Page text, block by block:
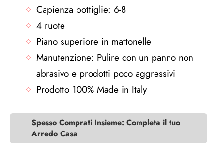
Capienza bottiglie: 6-8
4 ruote
Piano superiore in mattonelle
Manutenzione: Pulire con un panno non
abrasivo e prodotti poco aggressivi
Prodotto 100% Made in Italy
Spesso Comprati Insieme: Completa il tuo
Arredo Casa